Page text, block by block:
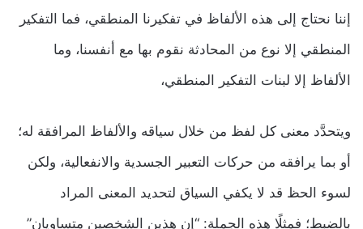
إننا نحتاج إلى هذه الألفاظ في تفكيرنا المنطقي، فما التفكير
المنطقي إلا نوع من المحادثة نقوم بها مع أنفسنا، وما
الألفاظ إلا لبنات التفكير المنطقي،
ويتحدَّد معنى كل لفظ من خلال سياقه والألفاظ المرافقة له؛
أو بما يرافقه من حركات التعبير الجسدية والانفعالية، ولكن
لسوء الحظ قد لا يكفي السياق لتحديد المعنى المراد
بالضبط؛ فمثلًا هذه الجملة: “إن هذين الشخصين متساويان”